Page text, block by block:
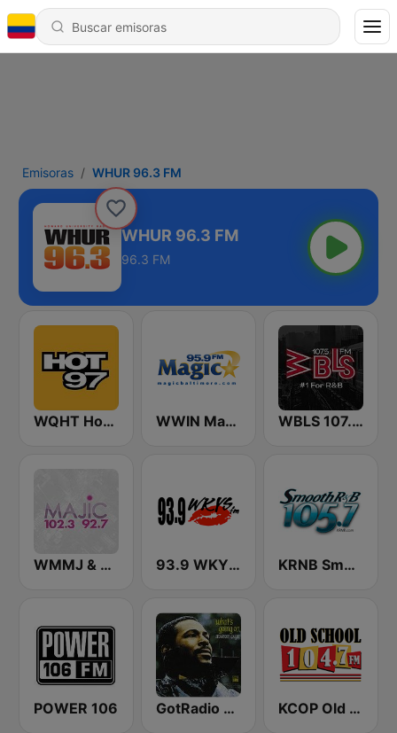
Emisoras WHUR 96.3 FM
WHUR 96.3 FM
96.3 FM
WQHT Hot 97 FM WWIN Magic 95.9 FM WBLS 107.5 FM (US Only)
WMMJ & WDCJ Majic (US Only) 93.9 WKYS (US Only) KRNB Smooth R&B 105.7 FM (US Only)
POWER 106 GotRadio - R&B Classics KCOP Old School 104.7 FM